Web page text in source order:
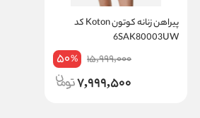
پیراهن زنانه کوتون Koton کد
6SAK80003UW
15,999,000
50%
7,999,500